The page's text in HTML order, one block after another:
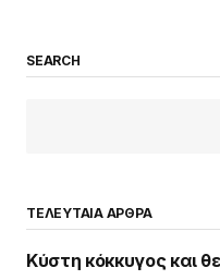
SEARCH
ΤΕΛΕΥΤΑΙΑ ΑΡΘΡΑ
Κύστη κόκκυγος και